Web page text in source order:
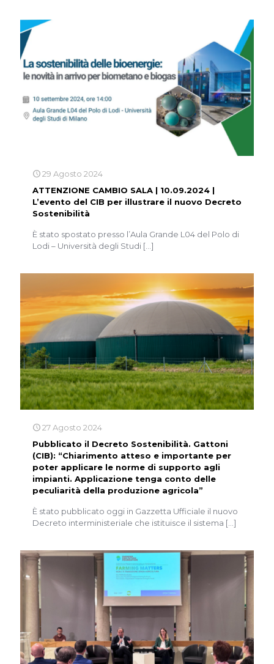
29 Agosto 2024
ATTENZIONE CAMBIO SALA | 10.09.2024 |
L’evento del CIB per illustrare il nuovo Decreto
Sostenibilità
È stato spostato presso l’Aula Grande L04 del Polo di
Lodi – Università degli Studi […]
27 Agosto 2024
Pubblicato il Decreto Sostenibilità. Gattoni
(CIB): “Chiarimento atteso e importante per
poter applicare le norme di supporto agli
impianti. Applicazione tenga conto delle
peculiarità della produzione agricola”
È stato pubblicato oggi in Gazzetta Ufficiale il nuovo
Decreto interministeriale che istituisce il sistema […]